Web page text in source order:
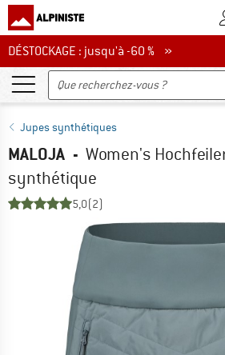
DÉSTOCKAGE : jusqu'à -60 %
DÉSTOCKAGE : jusqu'à -60 % »
Jupes synthétiques
MALOJA - Women's
synthétique
5,0(2)